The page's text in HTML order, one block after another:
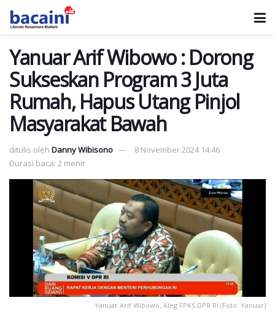
Yanuar Arif Wibowo : Dorong
Sukseskan Program 3 Juta
Rumah, Hapus Utang Pinjol
Masyarakat Bawah
ditulis oleh Danny Wibisono
8 November 2024 14:46
Durasi baca: 2 menit
Yanuar Arif Wibowo, Aleg FPKS DPR RI (Foto: Yanuar)